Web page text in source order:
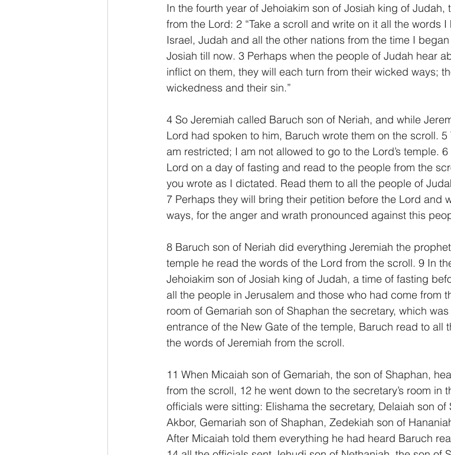
In the fourth year of Jehoiakim son of Josiah king of Judah,
from the Lord: 2 “Take a scroll and write on it all the words
Israel, Judah and all the other nations from the time I
Josiah till now. 3 Perhaps when the people of Judah hear
inflict on them, they will each turn from their wicked ways;
wickedness and their sin.”
4 So Jeremiah called Baruch son of Neriah, and while
Lord had spoken to him, Baruch wrote them on the scroll.
am restricted; I am not allowed to go to the Lord’s temple.
Lord on a day of fasting and read to the people from the
you wrote as I dictated. Read them to all the people of
7 Perhaps they will bring their petition before the Lord and
ways, for the anger and wrath pronounced against this
8 Baruch son of Neriah did everything Jeremiah the
temple he read the words of the Lord from the scroll. 9 In
Jehoiakim son of Josiah king of Judah, a time of fasting
all the people in Jerusalem and those who had come from
room of Gemariah son of Shaphan the secretary, which
entrance of the New Gate of the temple, Baruch read to all
the words of Jeremiah from the scroll.
11 When Micaiah son of Gemariah, the son of Shaphan,
from the scroll, 12 he went down to the secretary’s room in
officials were sitting: Elishama the secretary, Delaiah son of
Akbor, Gemariah son of Shaphan, Zedekiah son of
After Micaiah told them everything he had heard Baruch